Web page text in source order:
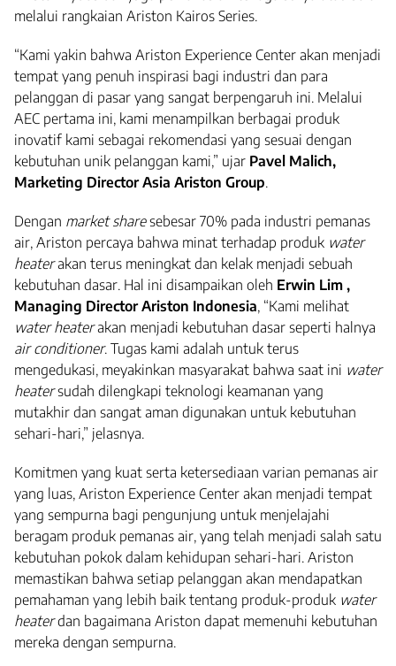
melalui rangkaian Ariston Kairos Series.
“Kami yakin bahwa Ariston Experience Center akan menjadi
tempat yang penuh inspirasi bagi industri dan para
pelanggan di pasar yang sangat berpengaruh ini. Melalui
AEC pertama ini, kami menampilkan berbagai produk
inovatif kami sebagai rekomendasi yang sesuai dengan
kebutuhan unik pelanggan kami,” ujar Pavel Malich,
Marketing Director Asia Ariston Group.
Dengan market sharesebesar 70% pada industri pemanas
air, Ariston percaya bahwa minat terhadap produk water
heaterakan terus meningkat dan kelak menjadi sebuah
kebutuhan dasar. Hal ini disampaikan oleh Erwin Lim ,
Managing Director Ariston Indonesia, “Kami melihat
water heaterakan menjadi kebutuhan dasar seperti halnya
air conditioner. Tugas kami adalah untuk terus
mengedukasi, meyakinkan masyarakat bahwa saat ini water
heatersudah dilengkapi teknologi keamanan yang
mutakhir dan sangat aman digunakan untuk kebutuhan
sehari-hari,” jelasnya.
Komitmen yang kuat serta ketersediaan varian pemanas air
yang luas, Ariston Experience Center akan menjadi tempat
yang sempurna bagi pengunjung untuk menjelajahi
beragam produk pemanas air, yang telah menjadi salah satu
kebutuhan pokok dalam kehidupan sehari-hari. Ariston
memastikan bahwa setiap pelanggan akan mendapatkan
pemahaman yang lebih baik tentang produk-produk water
heaterdan bagaimana Ariston dapat memenuhi kebutuhan
mereka dengan sempurna.